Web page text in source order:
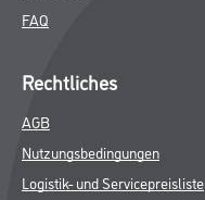
FAQ
Rechtliches
AGB
Nutzungsbedingungen
Logistik- und Servicepreisliste